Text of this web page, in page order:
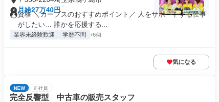
月給27万40円
資格 ＼カーブスのおすすめポイント／ 人をサポートする仕事
がしたい… 誰かを応援する...
業界未経験歓迎 学歴不問 +6個
気になる
NEW 正社員
完全反響型 中古車の販売スタッフ